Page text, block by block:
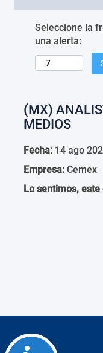
Seleccione la
una alerta:
(MX)
MEDIOS
Fecha: 14 ago
Empresa: Cemex
Lo sentimos,